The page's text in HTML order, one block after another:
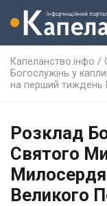
Капеланство.інфо /
Богослужінь у
на перший тиждень
Розклад
Святого
Великого